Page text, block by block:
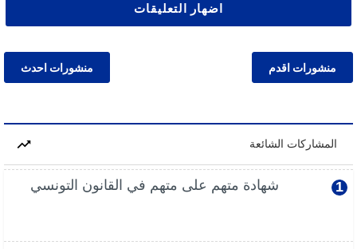
اضهار التعليقات
منشورات احدث منشورات اقدم
المشاركات الشائعة
شهادة متهم على متهم في القانون التونسي